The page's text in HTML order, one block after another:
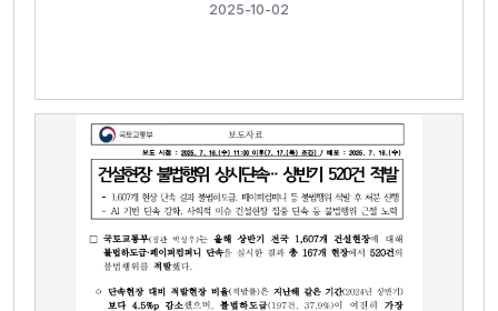
2025-10-02